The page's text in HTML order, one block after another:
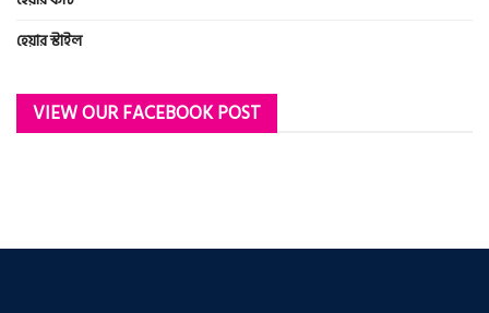
হেয়ার স্টাইল
VIEW OUR FACEBOOK POST